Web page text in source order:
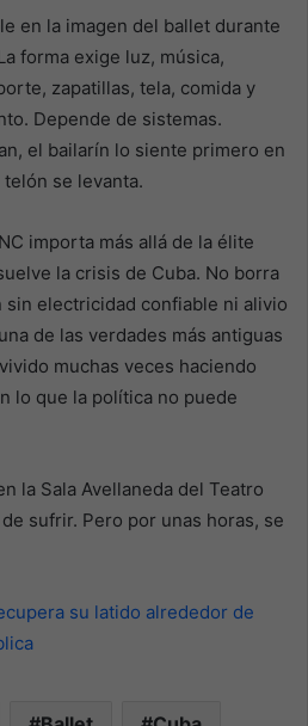
en la imagen del ballet durante
forma exige luz, música,
zapatillas, tela, comida y
Depende de sistemas.
el bailarín lo siente primero en
se levanta.
importa más allá de la élite
la crisis de Cuba. No borra
sin electricidad confiable ni alivio
de las verdades más antiguas
muchas veces haciendo
lo que la política no puede
la Sala Avellaneda del Teatro
sufrir. Pero por unas horas, se
su latido alrededor de